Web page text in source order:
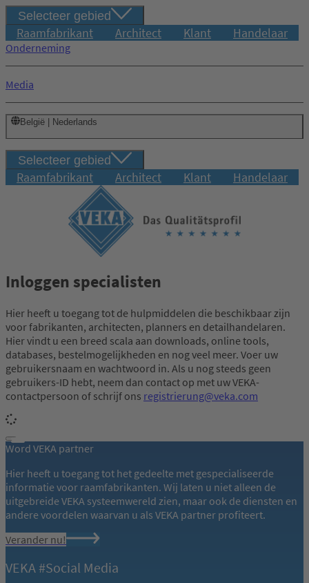
Selecteer gebied
Raamfabrikant Architect Klant Handelaar
Onderneming
Media
België | Nederlands
Selecteer gebied
Raamfabrikant Architect Klant Handelaar
Inloggen specialisten
Hier heeft u toegang tot de hulpmiddelen die beschikbaar zijn
voor fabrikanten, architecten, planners en detailhandelaren.
Hier vindt u een breed scala aan downloads, online tools,
databases, bestelmogelijkheden en nog veel meer. Voer uw
gebruikersnaam en wachtwoord in. Als u nog steeds geen
gebruikers-ID hebt, neem dan contact op met uw VEKA-
contactpersoon of schrijf ons registrierung@veka.com
Word VEKA partner
Hier heeft u toegang tot het gedeelte met gespecialiseerde
informatie voor raamfabrikanten. Wij laten u niet alleen de
uitgebreide VEKA systeemwereld zien, maar ook de diensten en
andere voordelen waarvan u als VEKA partner profiteert.
Verander nu!
VEKA #Social Media